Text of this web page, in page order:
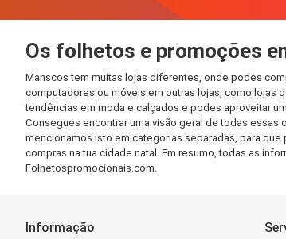
Os folhetos e promoções
Manscos tem muitas lojas diferentes, onde podes
computadores ou móveis em outras lojas, como lojas
tendências em moda e calçados e podes aproveitar
Consegues encontrar uma visão geral de todas
mencionamos isto em categorias separadas, para
compras na tua cidade natal. Em resumo, todas as
Folhetospromocionais.com.
Informação